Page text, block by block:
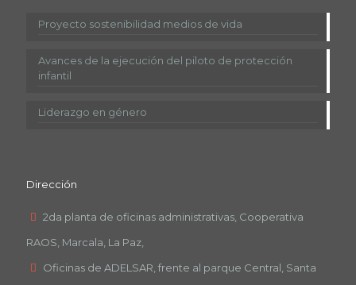
Proyecto sostenibilidad medios de vida
Avances de la ejecución del piloto de protección
infantil
Liderazgo en género
Dirección
2da planta de oficinas administrativas, Cooperativa
RAOS, Marcala, La Paz,
Oficinas de ADELSAR, frente al parque Central, Santa